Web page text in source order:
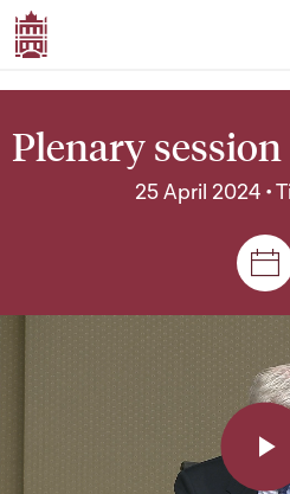
Plenary session
25 April 2024 •